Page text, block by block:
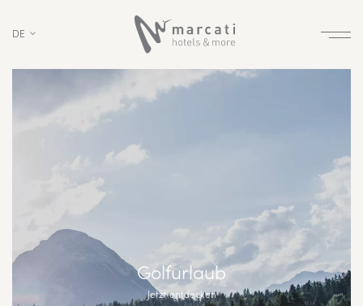
DE
Golfurlaub
Jetzt entdecken